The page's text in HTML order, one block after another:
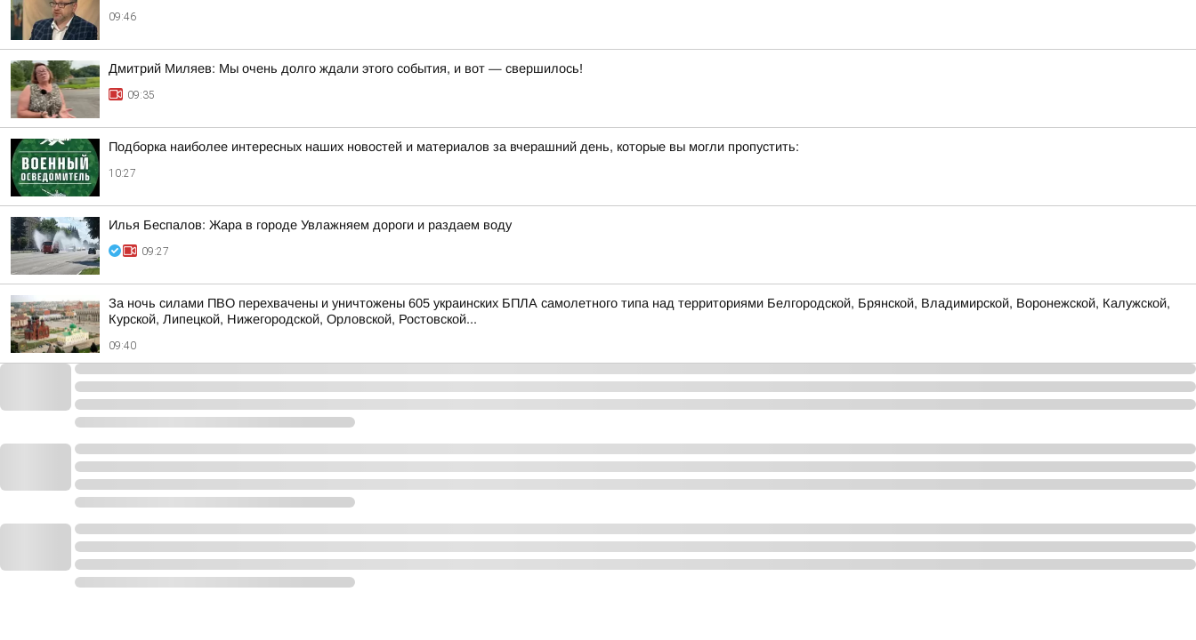
09:46
Дмитрий Миляев: Мы очень долго ждали этого события, и вот — свершилось!
09:35
Подборка наиболее интересных наших новостей и материалов за вчерашний день, которые вы могли пропустить:
10:27
Илья Беспалов: Жара в городе Увлажняем дороги и раздаем воду
09:27
За ночь силами ПВО перехвачены и уничтожены 605 украинских БПЛА самолетного типа над территориями Белгородской, Брянской, Владимирской, Воронежской, Калужской,
Курской, Липецкой, Нижегородской, Орловской, Ростовской...
09:40